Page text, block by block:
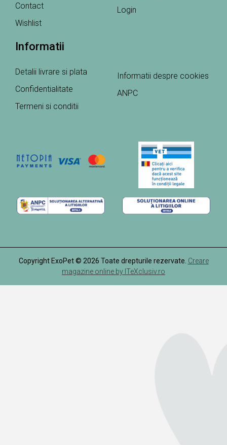
Contact
Wishlist
Login
Informatii
Detalii livrare si plata
Confidentialitate
Termeni si conditii
Informatii despre cookies
ANPC
Copyright ExoPet © 2026 Toate drepturile rezervate. Creare
magazine online by ITeXclusiv.ro